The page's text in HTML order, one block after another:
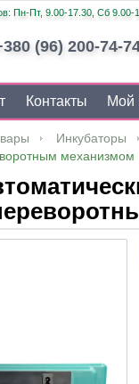
Пн-Пт, 9.00-17.30, Сб
(96) 200-74-
Контакты Мой
Инкубаторы
механизмом